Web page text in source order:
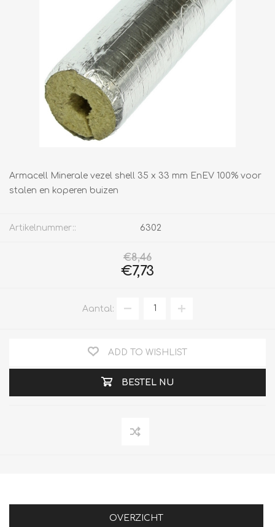
Armacell Minerale vezel shell 35 x 33 mm EnEV 100% voor
stalen en koperen buizen
Artikelnummer:: 6302
€8,46
€7,73
Aantal:
ADD TO WISHLIST
BESTEL NU
OVERZICHT